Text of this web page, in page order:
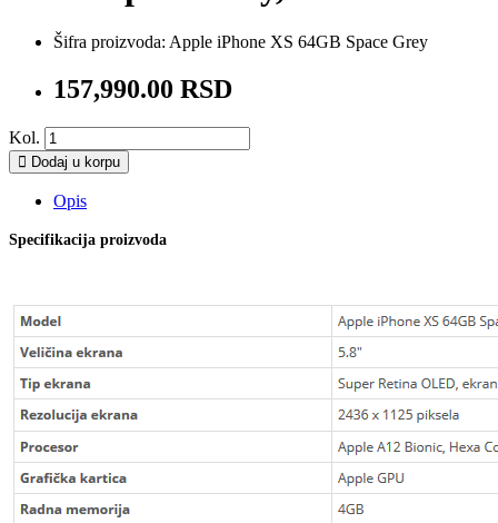
Šifra proizvoda: Apple iPhone XS 64GB Space Grey
157,990.00 RSD
Kol.
Dodaj u korpu
Opis
Specifikacija proizvoda